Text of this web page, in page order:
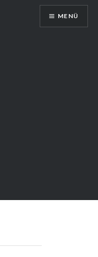
MENÜ